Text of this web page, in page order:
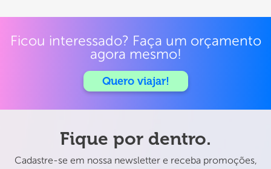
Ficou interessado? Faça um orçamento
agora mesmo!
Quero viajar!
Fique por dentro.
Cadastre-se em nossa newsletter e receba promoções,